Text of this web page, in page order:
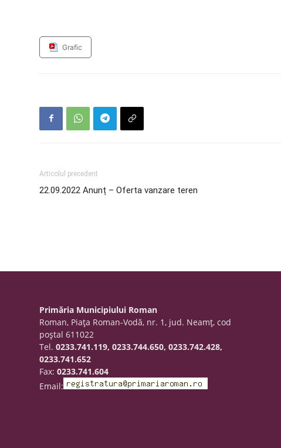
Grafic
Articolul precedent
22.09.2022 Anunț – Oferta vanzare teren
Primăria Municipiului Roman
Roman, Piaţa Roman-Vodă, nr. 1, jud. Neamţ, cod
poştal 611022
Tel.0233.741.119, 0233.744.650, 0233.742.428,
0233.741.652
Fax:0233.741.604
Email: